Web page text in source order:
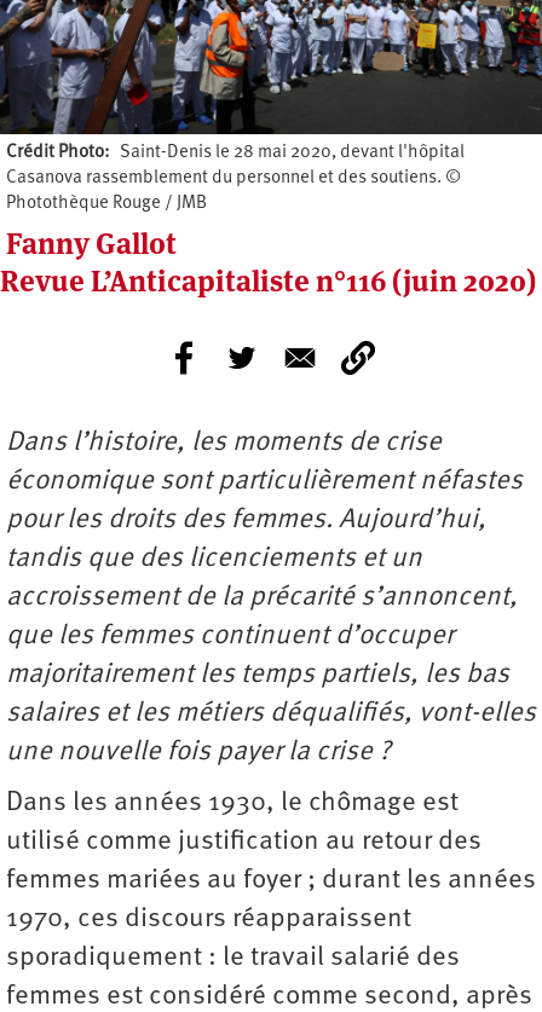
Crédit Photo
Saint-Denis le 28 mai 2020, devant l'hôpital
Casanova rassemblement du personnel et des soutiens. ©
Photothèque Rouge / JMB
Fanny Gallot
Revue L’Anticapitaliste n°116 (juin 2020)
Dans l’histoire, les moments de crise
économique sont particulièrement néfastes
pour les droits des femmes. Aujourd’hui,
tandis que des licenciements et un
accroissement de la précarité s’annoncent,
que les femmes continuent d’occuper
majoritairement les temps partiels, les bas
salaires et les métiers déqualifiés, vont-elles
une nouvelle fois payer la crise ?
Dans les années 1930, le chômage est
utilisé comme justification au retour des
femmes mariées au foyer ; durant les années
1970, ces discours réapparaissent
sporadiquement : le travail salarié des
femmes est considéré comme second, après